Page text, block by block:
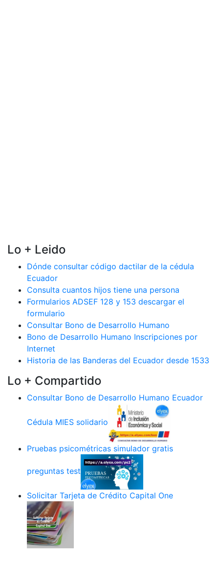
Lo + Leido
Dónde consultar código dactilar de la cédula
Ecuador
Consulta cuantos hijos tiene una persona
Formularios ADSEF 128 y 153 descargar el
formulario
Consultar Bono de Desarrollo Humano
Bono de Desarrollo Humano Inscripciones por
Internet
Historia de las Banderas del Ecuador desde 1533
Lo + Compartido
Consultar Bono de Desarrollo Humano Ecuador
Cédula MIES solidario
Pruebas psicométricas simulador gratis
preguntas test
Solicitar Tarjeta de Crédito Capital One